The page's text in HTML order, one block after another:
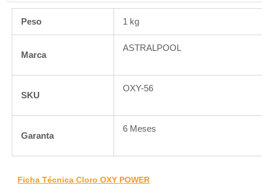
Peso 1 kg
Marca
ASTRALPOOL
SKU
OXY-56
Garanta
6 Meses
Ficha Técnica Cloro OXY POWER